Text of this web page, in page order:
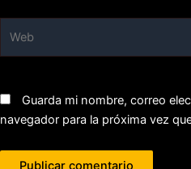
Guarda mi nombre, correo
navegador para la próxima vez